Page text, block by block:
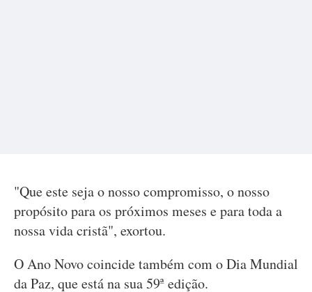
"Que este seja o nosso compromisso, o nosso
propósito para os próximos meses e para toda a
nossa vida cristã", exortou.
O Ano Novo coincide também com o Dia Mundial
da Paz, que está na sua 59ª edição.